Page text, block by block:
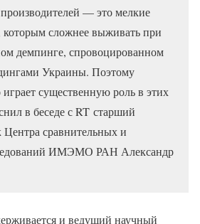
производителей — это мелкие
которым сложнее выживать при
демпинге, спровоцированном
Украины. Поэтому
существенную роль в этих
в беседе с RT старший
сравнительных и
ИМЭМО РАН Александр
и ведущий научный